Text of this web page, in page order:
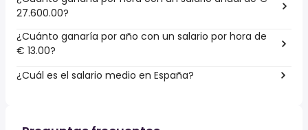
27.600.00?
¿Cuánto ganaría por año con un salario por hora de
€ 13.00?
¿Cuál es el salario medio en España?